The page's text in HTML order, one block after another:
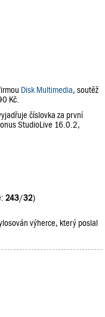
Disk Multimedia, soutěž
Kč.
číslovka za první
StudioLive 16.0.2,
243/32)
výherce, který poslal